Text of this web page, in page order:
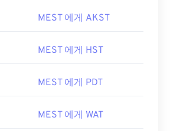
MEST 에게 AKST
MEST 에게 HST
MEST 에게 PDT
MEST 에게 WAT